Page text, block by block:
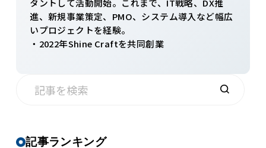
タントして活動開始。これまで、IT戦略、DX推
進、新規事業策定、PMO、システム導入など幅広
いプロジェクトを経験。
・2022年Shine Craftを共同創業
記事ランキング